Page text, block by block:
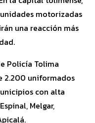
motorizadas
una reacción más
Policía Tolima
2.200 uniformados
con alta
Melgar,